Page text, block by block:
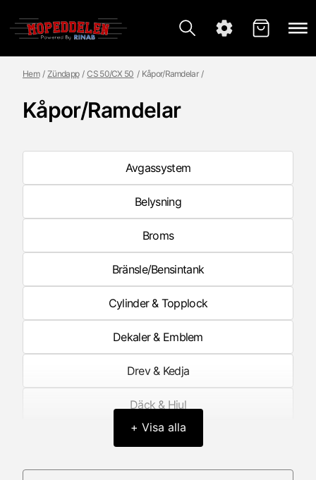
Hem Zündapp CS 50/CX 50 Kåpor/Ramdelar
Kåpor/Ramdelar
Avgassystem
Belysning
Broms
Bränsle/Bensintank
Cylinder & Topplock
Dekaler & Emblem
Drev & Kedja
Däck & Hjul
Framgaffel/Fjädring fram
+ Visa alla